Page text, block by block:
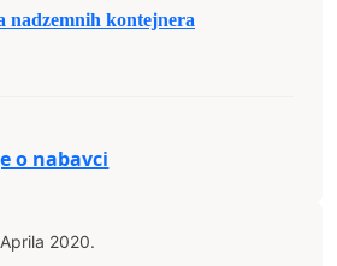
nadzemnih kontejnera
o nabavci
2020.